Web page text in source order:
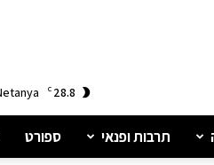
28.8
C
תרבות ופנאי ספורט